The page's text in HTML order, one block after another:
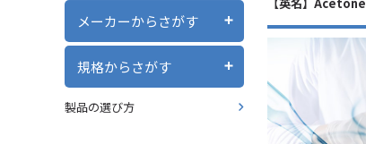
メーカーからさがす
規格からさがす
製品の選び方